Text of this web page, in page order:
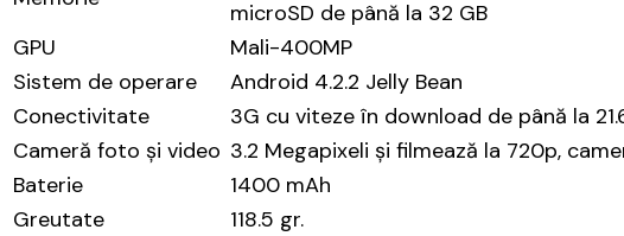
microSD de până la 32 GB
GPU
Mali-400MP
Sistem de operare
Android 4.2.2 Jelly Bean
Conectivitate
3G cu viteze în download de până la
Cameră foto și video 3.2 Megapixeli și filmează la 720p,
Baterie
1400 mAh
Greutate
118.5 gr.